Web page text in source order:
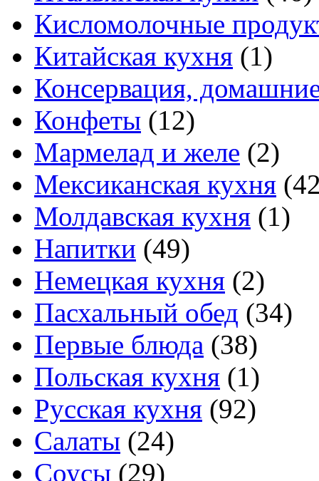
Кисломолочные
Китайская кухня (1)
Консервация,
Конфеты (12)
Мармелад и желе (2)
Мексиканская кухня
Молдавская кухня (1)
Напитки (49)
Немецкая кухня (2)
Пасхальный обед (34)
Первые блюда (38)
Польская кухня (1)
Русская кухня (92)
Салаты (24)
Соусы (29)